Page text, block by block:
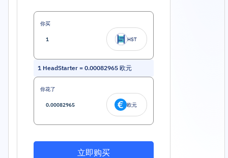
你买
HST
1 HeadStarter = 0.00082965 欧元
你花了
欧元
立即购买